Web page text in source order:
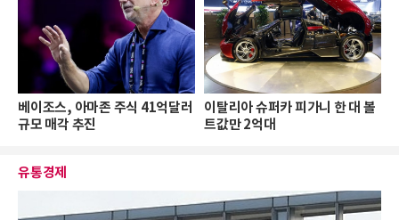
베이조스, 아마존 주식 41억달러
규모 매각 추진
이탈리아 슈퍼카 피가니 한 대 볼
트값만 2억대
유통경제